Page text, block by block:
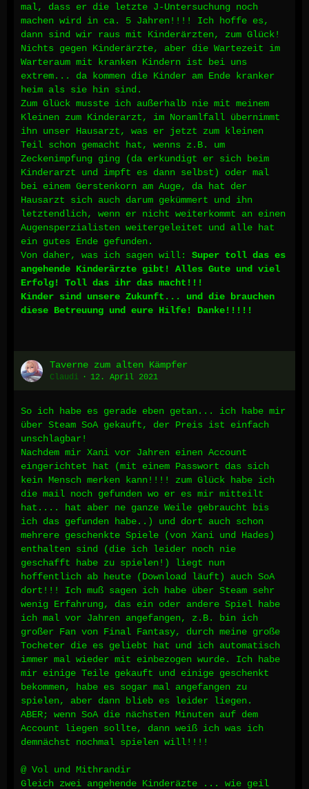
mal, dass er die letzte J-Untersuchung noch
machen wird in ca. 5 Jahren!!!! Ich hoffe es,
dann sind wir raus mit Kinderärzten, zum Glück!
Nichts gegen Kinderärzte, aber die Wartezeit im
Warteraum mit kranken Kindern ist bei uns
extrem... da kommen die Kinder am Ende kranker
heim als sie hin sind.
Zum Glück musste ich außerhalb nie mit meinem
Kleinen zum Kinderarzt, im Noramlfall übernimmt
ihn unser Hausarzt, was er jetzt zum kleinen
Teil schon gemacht hat, wenns z.B. um
Zeckenimpfung ging (da erkundigt er sich beim
Kinderarzt und impft es dann selbst) oder mal
bei einem Gerstenkorn am Auge, da hat der
Hausarzt sich auch darum gekümmert und ihn
letztendlich, wenn er nicht weiterkommt an einen
Augensperzialisten weitergeleitet und alle hat
ein gutes Ende gefunden.
Von daher, was ich sagen will: Super toll das es
angehende Kinderärzte gibt! Alles Gute und viel
Erfolg! Toll das ihr das macht!!!
Kinder sind unsere Zukunft... und die brauchen
diese Betreuung und eure Hilfe! Danke!!!!!
Taverne zum alten Kämpfer
Claudi 12. April 2021
So ich habe es gerade eben getan... ich habe mir
über Steam SoA gekauft, der Preis ist einfach
unschlagbar!
Nachdem mir Xani vor Jahren einen Account
eingerichtet hat (mit einem Passwort das sich
kein Mensch merken kann!!!! zum Glück habe ich
die mail noch gefunden wo er es mir mitteilt
hat.... hat aber ne ganze Weile gebraucht bis
ich das gefunden habe..) und dort auch schon
mehrere geschenkte Spiele (von Xani und Hades)
enthalten sind (die ich leider noch nie
geschafft habe zu spielen!) liegt nun
hoffentlich ab heute (Download läuft) auch SoA
dort!!! Ich muß sagen ich habe über Steam sehr
wenig Erfahrung, das ein oder andere Spiel habe
ich mal vor Jahren angefangen, z.B. bin ich
großer Fan von Final Fantasy, durch meine große
Tocheter die es geliebt hat und ich automatisch
immer mal wieder mit einbezogen wurde. Ich habe
mir einige Teile gekauft und einige geschenkt
bekommen, habe es sogar mal angefangen zu
spielen, aber dann blieb es leider liegen.
ABER; wenn SoA die nächsten Minuten auf dem
Account liegen sollte, dann weiß ich was ich
demnächst nochmal spielen will!!!!
@ Vol und Mithrandir
Gleich zwei angehende Kinderäzte ... wie geil